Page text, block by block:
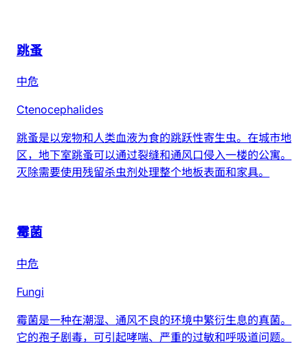
跳蚤
中危
Ctenocephalides
跳蚤是以宠物和人类血液为食的跳跃性寄生虫。在城市地
区，地下室跳蚤可以通过裂缝和通风口侵入一楼的公寓。
灭除需要使用残留杀虫剂处理整个地板表面和家具。
霉菌
中危
Fungi
霉菌是一种在潮湿、通风不良的环境中繁衍生息的真菌。
它的孢子剧毒，可引起哮喘、严重的过敏和呼吸道问题。